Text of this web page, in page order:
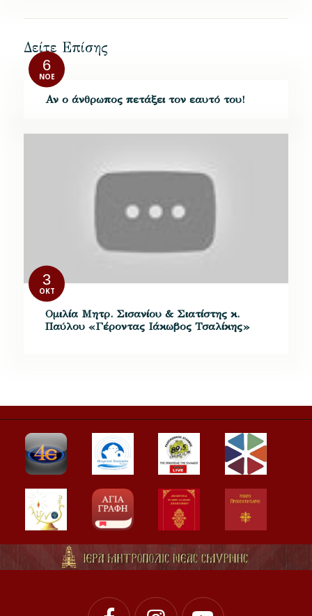
Δείτε Επίσης
6
ΝΟΈ
Αν ο άνθρωπος πετάξει τον εαυτό του!
3
ΟΚΤ
Ομιλία Μητρ. Σισανίου & Σιατίστης κ.
Παύλου «Γέροντας Ιάκωβος Τσαλίκης»